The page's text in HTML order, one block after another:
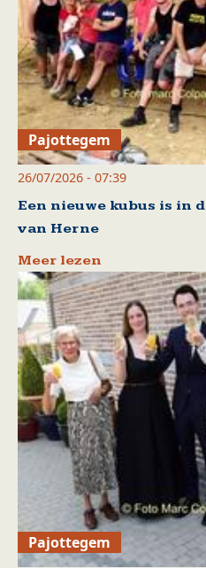
Pajottegem
26/07/2026 - 07:39
Een nieuwe kubus is in
van Herne
Meer lezen
Pajottegem